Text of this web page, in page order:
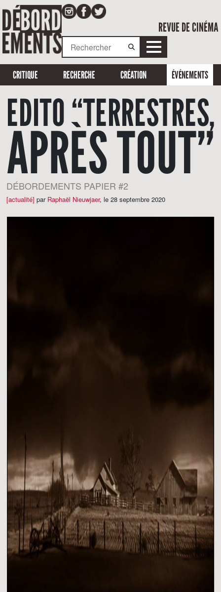
REVUE DE CINÉMA
CRITIQUE RECHERCHE CRÉATION ÉVÉNEMENTS
EDITO “TERRESTRES,
APRÈS TOUT”
DÉBORDEMENTS PAPIER #2
[actualité] par Raphaël Nieuwjaer, le 28 septembre 2020